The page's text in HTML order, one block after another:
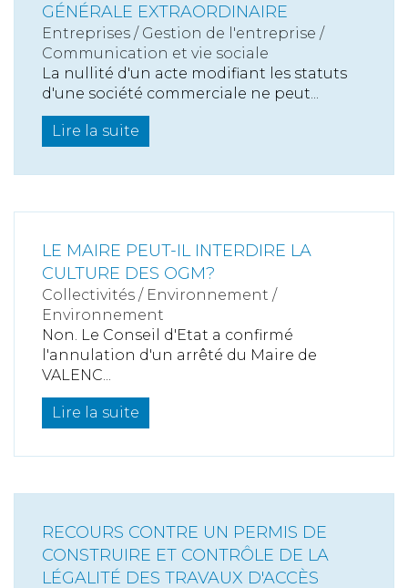
GÉNÉRALE EXTRAORDINAIRE
Entreprises / Gestion de l'entreprise /
Communication et vie sociale
La nullité d'un acte modifiant les statuts
d'une société commerciale ne peut...
Lire la suite
LE MAIRE PEUT-IL INTERDIRE LA
CULTURE DES OGM?
Collectivités / Environnement /
Environnement
Non. Le Conseil d'Etat a confirmé
l'annulation d'un arrêté du Maire de
VALENC...
Lire la suite
RECOURS CONTRE UN PERMIS DE
CONSTRUIRE ET CONTRÔLE DE LA
LÉGALITÉ DES TRAVAUX D'ACCÈS